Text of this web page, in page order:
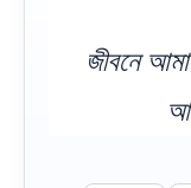
জীবনে